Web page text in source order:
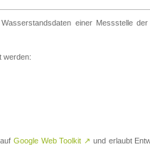
einer Messstelle
werden:
Google Web Toolkit ↗ und erlaubt